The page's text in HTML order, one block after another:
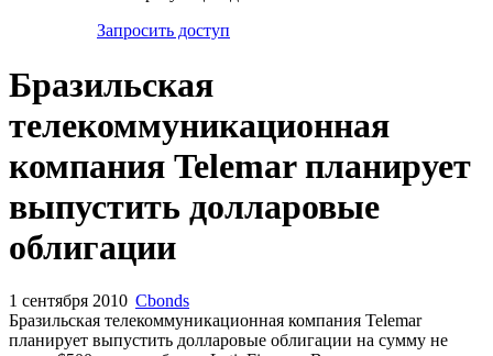
Бразильская
телекоммуникационная
компания Telemar планирует
облигации